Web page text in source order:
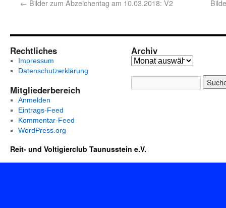
← Bilder zum Abzeichentag am 10.03.2018: V2
Rechtliches
Impressum
Datenschutzerklärung
Mitgliederbereich
Anmelden
Eintrags-Feed
Kommentar-Feed
WordPress.org
Archiv
Reit- und Voltigierclub Taunusstein e.V.